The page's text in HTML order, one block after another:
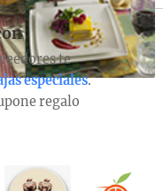
te
especiales.
regalo